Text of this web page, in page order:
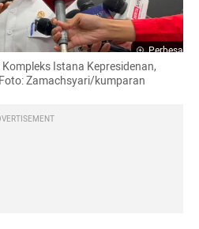
Perbesar
Istana Kepresidenan,
Zamachsyari/kumparan